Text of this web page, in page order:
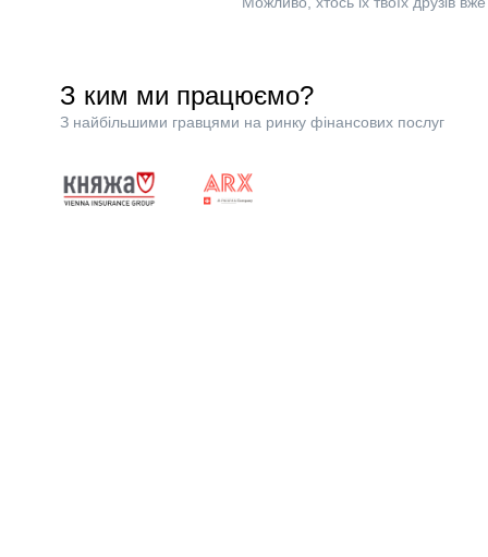
З ким ми працюємо?
З найбільшими гравцями на ринку фінансових послуг